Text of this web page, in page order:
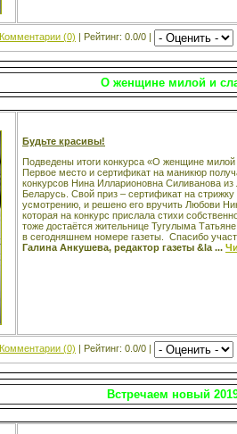
Комментарии (0) | Рейтинг: 0.0/0 |
О женщине милой и
Будьте красивы!
Подведены итоги конкурса «О женщине милой
Первое место и сертификат на маникюр
конкурсов Нина Илларионовна Силиванова
Беларусь. Свой приз – сертификат на
усмотрению, и решено его вручить Любови
которая на конкурс прислала стихи
тоже достаётся жительнице Тугулыма
в сегодняшнем номере газеты. Спасибо
Галина Анкушева, редактор газеты &la ...
Комментарии (0) | Рейтинг: 0.0/0 |
Встречаем новый